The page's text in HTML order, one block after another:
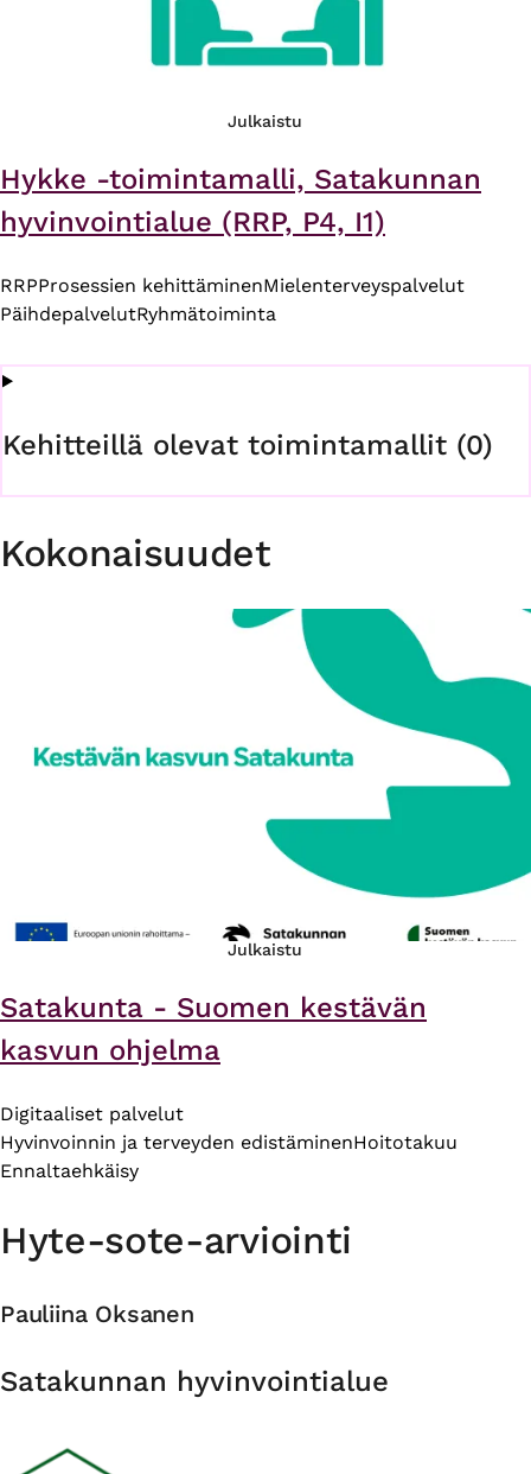
Julkaistu
Hykke -toimintamalli, Satakunnan
hyvinvointialue (RRP, P4, I1)
RRPProsessien kehittäminenMielenterveyspalvelut
PäihdepalvelutRyhmätoiminta
Kehitteillä olevat toimintamallit (0)
Kokonaisuudet
Julkaistu
Satakunta - Suomen kestävän
kasvun ohjelma
Digitaaliset palvelut
Hyvinvoinnin ja terveyden edistäminenHoitotakuu
Ennaltaehkäisy
Hyte-sote-arviointi
Pauliina Oksanen
Organisaatio
Satakunnan hyvinvointialue